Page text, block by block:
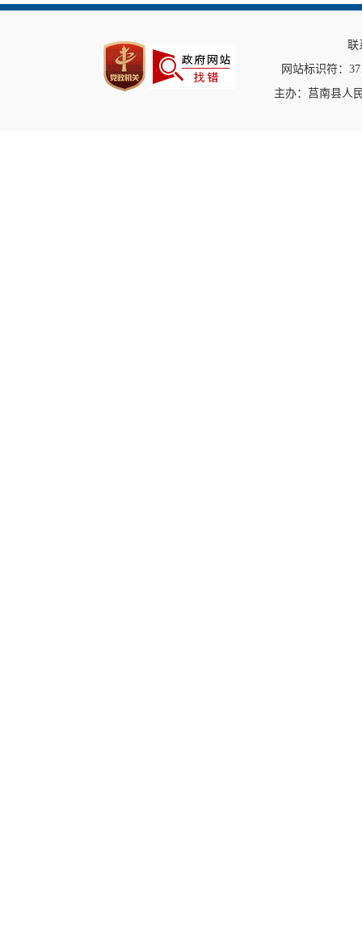
公共企事业单位信息公开
政府公报
基层政务公开标准目录